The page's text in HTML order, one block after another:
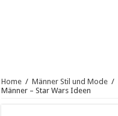
Home / Männer Stil und Mode /
Männer – Star Wars Ideen